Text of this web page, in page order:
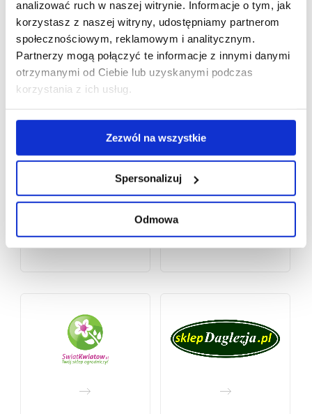
analizować ruch w naszej witrynie. Informacje o tym, jak
korzystasz z naszej witryny, udostępniamy partnerom
społecznościowym, reklamowym i analitycznym.
Partnerzy mogą połączyć te informacje z innymi danymi
otrzymanymi od Ciebie lub uzyskanymi podczas
korzystania z ich usług.
Zezwól na wszystkie
Spersonalizuj
Odmowa